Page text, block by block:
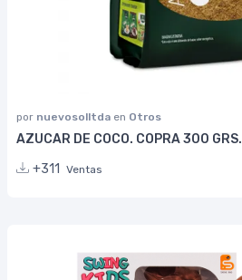
por nuevosolltda en Otros
AZUCAR DE COCO. COPRA 300 GRS.
+311
Ventas